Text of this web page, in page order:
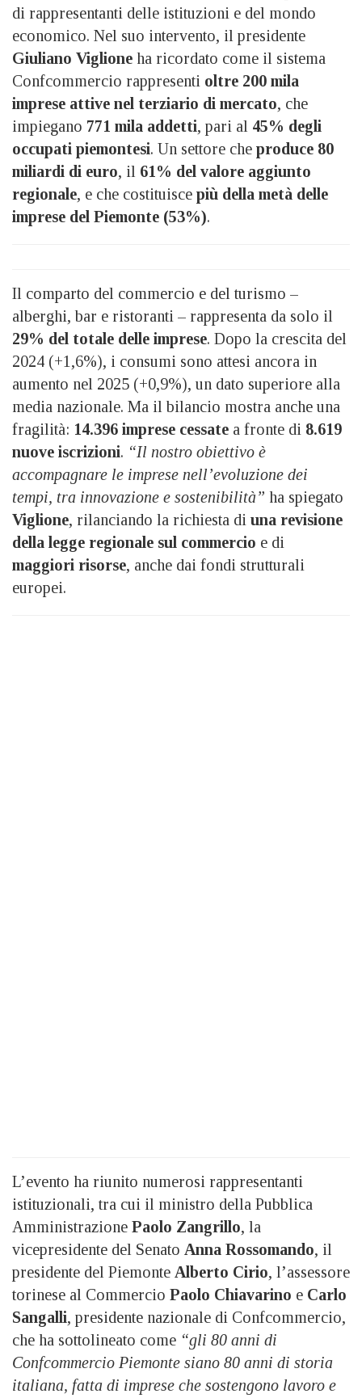
di rappresentanti delle istituzioni e del mondo
economico. Nel suo intervento, il presidente
Giuliano Viglione ha ricordato come il sistema
Confcommercio rappresenti oltre 200 mila
imprese attive nel terziario di mercato, che
impiegano 771 mila addetti, pari al 45% degli
occupati piemontesi. Un settore che produce 80
miliardi di euro, il 61% del valore aggiunto
regionale, e che costituisce più della metà delle
imprese del Piemonte (53%).
Il comparto del commercio e del turismo –
alberghi, bar e ristoranti – rappresenta da solo il
29% del totale delle imprese. Dopo la crescita del
2024 (+1,6%), i consumi sono attesi ancora in
aumento nel 2025 (+0,9%), un dato superiore alla
media nazionale. Ma il bilancio mostra anche una
fragilità: 14.396 imprese cessate a fronte di 8.619
nuove iscrizioni. “Il nostro obiettivo è
accompagnare le imprese nell’evoluzione dei
tempi, tra innovazione e sostenibilità” ha spiegato
Viglione, rilanciando la richiesta di una revisione
della legge regionale sul commercio e di
maggiori risorse, anche dai fondi strutturali
europei.
L’evento ha riunito numerosi rappresentanti
istituzionali, tra cui il ministro della Pubblica
Amministrazione Paolo Zangrillo, la
vicepresidente del Senato Anna Rossomando, il
presidente del Piemonte Alberto Cirio, l’assessore
torinese al Commercio Paolo Chiavarino e Carlo
Sangalli, presidente nazionale di Confcommercio,
che ha sottolineato come “gli 80 anni di
Confcommercio Piemonte siano 80 anni di storia
italiana, fatta di imprese che sostengono lavoro e